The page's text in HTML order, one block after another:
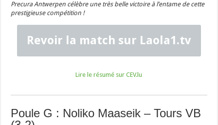
Precura Antwerpen célèbre une très belle victoire à l’entame de cette
prestigieuse compétition !
Revoir la match sur Laola1.tv
Lire le résumé sur CEV.lu
Poule G : Noliko Maaseik – Tours VB